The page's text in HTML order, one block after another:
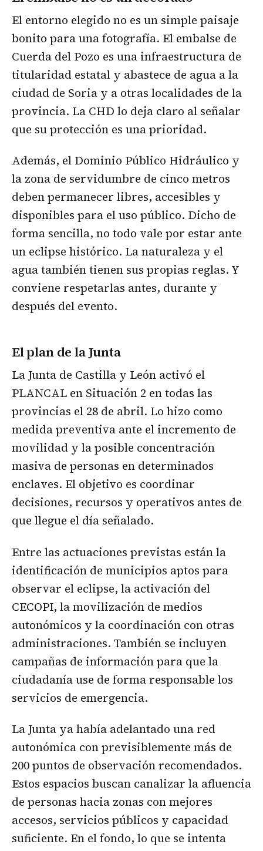
El entorno elegido no es un simple paisaje
bonito para una fotografía. El embalse de
Cuerda del Pozo es una infraestructura de
titularidad estatal y abastece de agua a la
ciudad de Soria y a otras localidades de la
provincia. La CHD lo deja claro al señalar
que su protección es una prioridad.
Además, el Dominio Público Hidráulico y
la zona de servidumbre de cinco metros
deben permanecer libres, accesibles y
disponibles para el uso público. Dicho de
forma sencilla, no todo vale por estar ante
un eclipse histórico. La naturaleza y el
agua también tienen sus propias reglas. Y
conviene respetarlas antes, durante y
después del evento.
El plan de la Junta
La Junta de Castilla y León activó el
PLANCAL en Situación 2 en todas las
provincias el 28 de abril. Lo hizo como
medida preventiva ante el incremento de
movilidad y la posible concentración
masiva de personas en determinados
enclaves. El objetivo es coordinar
decisiones, recursos y operativos antes de
que llegue el día señalado.
Entre las actuaciones previstas están la
identificación de municipios aptos para
observar el eclipse, la activación del
CECOPI, la movilización de medios
autonómicos y la coordinación con otras
administraciones. También se incluyen
campañas de información para que la
ciudadanía use de forma responsable los
servicios de emergencia.
La Junta ya había adelantado una red
autonómica con previsiblemente más de
200 puntos de observación recomendados.
Estos espacios buscan canalizar la afluencia
de personas hacia zonas con mejores
accesos, servicios públicos y capacidad
suficiente. En el fondo, lo que se intenta